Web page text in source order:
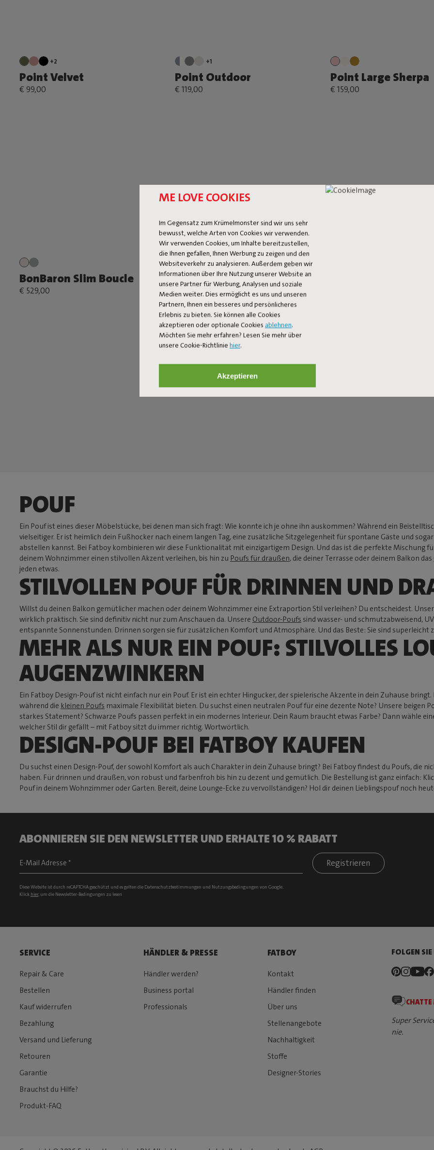
ME LOVE COOKIES
Im Gegensatz zum Krümelmonster sind wir uns sehr
bewusst, welche Arten von Cookies wir verwenden.
Wir verwenden Cookies, um Inhalte bereitzustellen,
die Ihnen gefallen, Ihnen Werbung zu zeigen und den
Websiteverkehr zu analysieren. Außerdem geben wir
Informationen über Ihre Nutzung unserer Website an
unsere Partner für Werbung, Analysen und soziale
Medien weiter. Dies ermöglicht es uns und unseren
Partnern, Ihnen ein besseres und persönlicheres
Erlebnis zu bieten. Sie können alle Cookies
akzeptieren oder optionale Cookies ablehnen.
Möchten Sie mehr erfahren? Lesen Sie mehr über
unsere Cookie-Richtlinie hier.
Akzeptieren
+2
Point Velvet
€ 99,00
+1
Point Outdoor
€ 119,00
Point Large Sherpa
€ 159,00
BonBaron Slim Boucle
€ 529,00
BonBaron Slim Cord
€ 529,00
POUF
Ein Pouf ist eines dieser Möbelstücke, bei denen man sich fragt: Wie konnte ich je ohne ihn auskommen? Während ein
vielseitiger. Er ist heimlich dein Fußhocker nach einem langen Tag, eine zusätzliche Sitzgelegenheit für spontane Gäste und
abstellen kannst. Bei Fatboy kombinieren wir diese Funktionalität mit einzigartigem Design. Und das ist die perfekte Mischung
deinem Wohnzimmer einen stilvollen Akzent verleihen, bis hin zu Poufs für draußen, die deiner Terrasse oder deinem Balkon
jeden etwas.
STILVOLLEN POUF FÜR DRINNEN UND
Willst du deinen Balkon gemütlicher machen oder deinem Wohnzimmer eine Extraportion Stil verleihen? Du entscheidest.
wirklich praktisch. Sie sind definitiv nicht nur zum Anschauen da. Unsere Outdoor-Poufs sind wasser- und schmutzabweisend,
entspannte Sonnenstunden. Drinnen sorgen sie für zusätzlichen Komfort und Atmosphäre. Und das Beste: Sie sind superleicht
MEHR ALS NUR EIN POUF: STILVOLLES
AUGENZWINKERN
Ein Fatboy Design-Pouf ist nicht einfach nur ein Pouf. Er ist ein echter Hingucker, der spielerische Akzente in dein Zuhause bringt.
während die kleinen Poufs maximale Flexibilität bieten. Du suchst einen neutralen Pouf für eine dezente Note? Unsere beigen
starkes Statement? Schwarze Poufs passen perfekt in ein modernes Interieur. Dein Raum braucht etwas Farbe? Dann wähle
welcher Stil dir gefällt – mit Fatboy sitzt du immer richtig. Wortwörtlich.
DESIGN-POUF BEI FATBOY KAUFEN
Du suchst einen Design-Pouf, der sowohl Komfort als auch Charakter in dein Zuhause bringt? Bei Fatboy findest du Poufs, die
haben. Für drinnen und draußen, von robust und farbenfroh bis hin zu dezent und gemütlich. Die Bestellung ist ganz einfach:
Pouf in deinem Wohnzimmer oder Garten. Bereit, deine Lounge-Ecke zu vervollständigen? Hol dir deinen Lieblingspouf noch
ABONNIEREN SIE DEN NEWSLETTER UND ERHALTE 10 % RABATT
Registrieren
Diese Website ist durch reCAPTCHA geschützt und es gelten die Datenschutzbestimmungen und Nutzungsbedingungen von Google.
Klick hier, um die Newsletter-Bedingungen zu lesen
SERVICE
Repair & Care
Bestellen
Kauf widerrufen
Bezahlung
Versand und Lieferung
Retouren
Garantie
Brauchst du Hilfe?
Produkt-FAQ
HÄNDLER & PRESSE
Händler werden?
Business portal
Professionals
FATBOY
Kontakt
Händler finden
Über uns
Stellenangebote
Nachhaltigkeit
Stoffe
Designer-Stories
FOLGEN SIE
Super
nie.